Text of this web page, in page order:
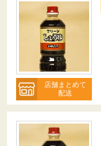
店舗まとめて
配送